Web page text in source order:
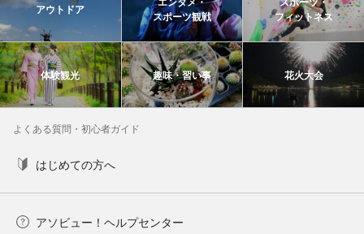
アウトドア
スポーツ観戦
フィットネス
体験観光 趣味・習い事 花火大会
よくある質問・初心者ガイド
はじめての方へ
アソビュー！ヘルプセンター